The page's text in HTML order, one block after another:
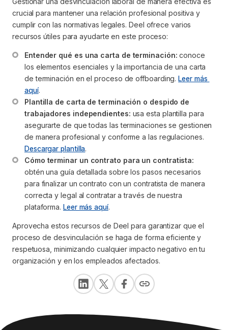
crucial para mantener una relación profesional positiva y
cumplir con las normativas legales. Deel ofrece varios
recursos útiles para ayudarte en este proceso:
Entender qué es una carta de terminación: conoce
los elementos esenciales y la importancia de una carta
de terminación en el proceso de offboarding. Leer más
aquí.
Plantilla de carta de terminación o despido de
trabajadores independientes: usa esta plantilla para
asegurarte de que todas las terminaciones se gestionen
de manera profesional y conforme a las regulaciones.
Descargar plantilla.
Cómo terminar un contrato para un contratista:
obtén una guía detallada sobre los pasos necesarios
para finalizar un contrato con un contratista de manera
correcta y legal al contratar a través de nuestra
plataforma. Leer más aquí.
Aprovecha estos recursos de Deel para garantizar que el
proceso de desvinculación se haga de forma eficiente y
respetuosa, minimizando cualquier impacto negativo en tu
organización y en los empleados afectados.